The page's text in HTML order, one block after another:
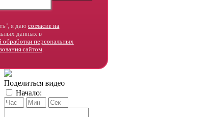
я даю согласие на
данных в
обработки персональных
сайтом.
Поделиться видео
Начало: